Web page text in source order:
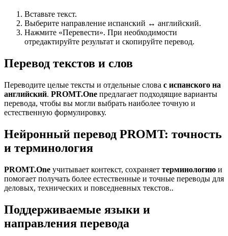
Вставьте текст.
Выберите направление испанский ↔ английский.
Нажмите «Перевести». При необходимости
отредактируйте результат и скопируйте перевод.
Перевод текстов и слов
Переводите целые тексты и отдельные слова с испанского на
английский. PROMT.One предлагает подходящие варианты
перевода, чтобы вы могли выбрать наиболее точную и
естественную формулировку.
Нейронный перевод PROMT: точность
и терминология
PROMT.One учитывает контекст, сохраняет терминологию и
помогает получать более естественные и точные переводы для
деловых, технических и повседневных текстов..
Поддерживаемые языки и
направления перевода